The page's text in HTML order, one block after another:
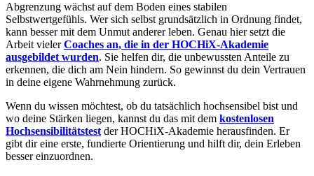
Abgrenzung wächst auf dem Boden eines stabilen
Selbstwertgefühls. Wer sich selbst grundsätzlich in Ordnung findet,
kann besser mit dem Unmut anderer leben. Genau hier setzt die
Arbeit vielerCoaches an, die in der HOCHiX-Akademie
ausgebildet wurden. Sie helfen dir, die unbewussten Anteile zu
erkennen, die dich am Nein hindern. So gewinnst du dein Vertrauen
in deine eigene Wahrnehmung zurück.
Wenn du wissen möchtest, ob du tatsächlich hochsensibel bist und
wo deine Stärken liegen, kannst du das mit dem kostenlosen
Hochsensibilitätstestder HOCHiX-Akademie herausfinden. Er
gibt dir eine erste, fundierte Orientierung und hilft dir, dein Erleben
besser einzuordnen.